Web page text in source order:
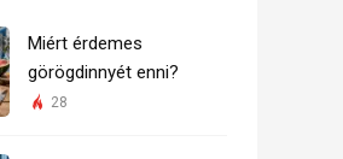
Miért érdemes
görögdinnyét enni?
28